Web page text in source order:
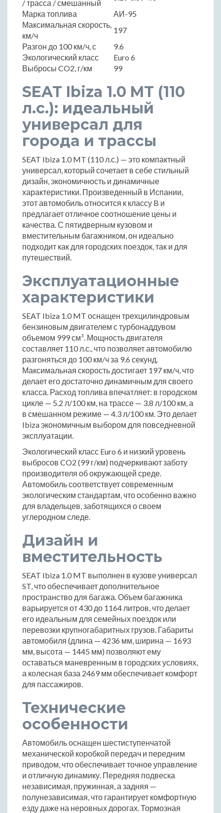
/ трасса / смешанный
Марка топлива
АИ-95
Максимальная скорость,
км/ч
197
Разгон до 100 км/ч, с
9.6
Экологический класс
Euro 6
Выбросы CO2, г/км
99
SEAT Ibiza 1.0 MT (110
л.с.): идеальный
универсал для
города и трассы
SEAT Ibiza 1.0 MT (110 л.с.) — это компактный
универсал, который сочетает в себе стильный
дизайн, экономичность и динамичные
характеристики. Произведенный в Испании,
этот автомобиль относится к классу B и
предлагает отличное соотношение цены и
качества. С пятидверным кузовом и
вместительным багажником, он идеально
подходит как для городских поездок, так и для
путешествий.
Эксплуатационные
характеристики
SEAT Ibiza 1.0 MT оснащен трехцилиндровым
бензиновым двигателем с турбонаддувом
объемом 999 см³. Мощность двигателя
составляет 110 л.с., что позволяет автомобилю
разгоняться до 100 км/ч за 9.6 секунд.
Максимальная скорость достигает 197 км/ч, что
делает его достаточно динамичным для своего
класса. Расход топлива впечатляет: в городском
цикле — 5.2 л/100 км, на трассе — 3.8 л/100 км, а
в смешанном режиме — 4.3 л/100 км. Это делает
Ibiza экономичным выбором для повседневной
эксплуатации.
Экологический класс Euro 6 и низкий уровень
выбросов CO2 (99 г/км) подчеркивают заботу
производителя об окружающей среде.
Автомобиль соответствует современным
экологическим стандартам, что особенно важно
для владельцев, заботящихся о своем
углеродном следе.
Дизайн и
вместительность
SEAT Ibiza 1.0 MT выполнен в кузове универсал
ST, что обеспечивает дополнительное
пространство для багажа. Объем багажника
варьируется от 430 до 1164 литров, что делает
его идеальным для семейных поездок или
перевозки крупногабаритных грузов. Габариты
автомобиля (длина — 4236 мм, ширина — 1693
мм, высота — 1445 мм) позволяют ему
оставаться маневренным в городских условиях,
а колесная база 2469 мм обеспечивает комфорт
для пассажиров.
Технические
особенности
Автомобиль оснащен шестиступенчатой
механической коробкой передач и передним
приводом, что обеспечивает точное управление
и отличную динамику. Передняя подвеска
независимая, пружинная, а задняя —
полунезависимая, что гарантирует комфортную
езду даже на неровных дорогах. Тормозная